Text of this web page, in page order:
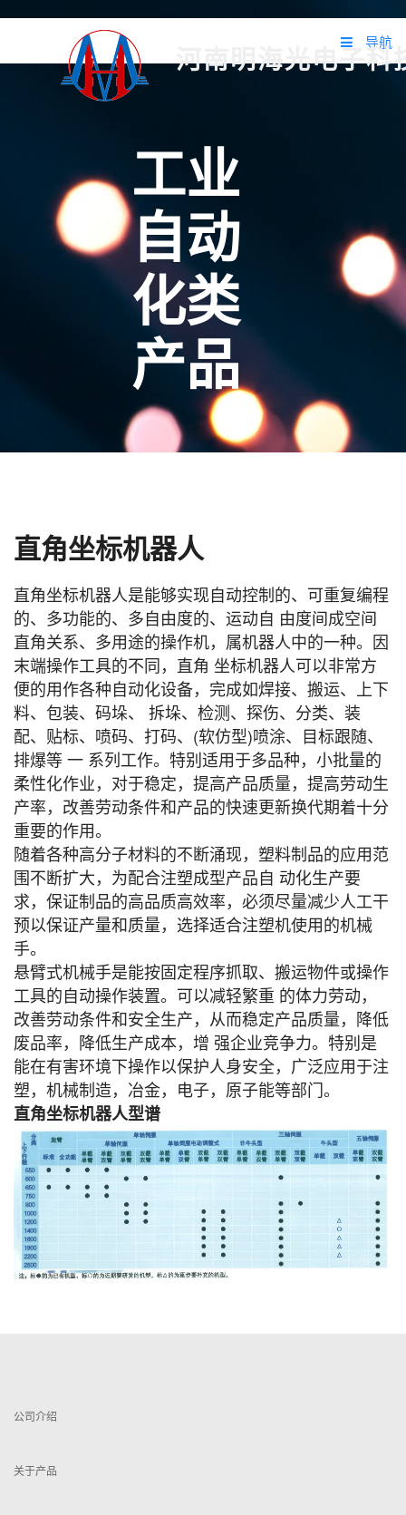
河南明海光电子科
导航
应用案例
工业
自动
化类
产品
直角坐标机器人
直角坐标机器人是能够实现自动控制的、可重复编程
的、多功能的、多自由度的、运动自 由度间成空间
直角关系、多用途的操作机，属机器人中的一种。因
末端操作工具的不同，直角 坐标机器人可以非常方
便的用作各种自动化设备，完成如焊接、搬运、上下
料、包装、码垛、 拆垛、检测、探伤、分类、装
配、贴标、喷码、打码、(软仿型)喷涂、目标跟随、
排爆等 一 系列工作。特别适用于多品种，小批量的
柔性化作业，对于稳定，提高产品质量，提高劳动生
产率，改善劳动条件和产品的快速更新换代期着十分
重要的作用。
随着各种高分子材料的不断涌现，塑料制品的应用范
围不断扩大，为配合注塑成型产品自 动化生产要
求，保证制品的高品质高效率，必须尽量减少人工干
预以保证产量和质量，选择适合注塑机使用的机械
手。
悬臂式机械手是能按固定程序抓取、搬运物件或操作
工具的自动操作装置。可以减轻繁重 的体力劳动，
改善劳动条件和安全生产，从而稳定产品质量，降低
废品率，降低生产成本，增 强企业竞争力。特别是
能在有害环境下操作以保护人身安全，广泛应用于注
塑，机械制造，冶金，电子，原子能等部门。
直角坐标机器人型谱
公司介绍
关于产品